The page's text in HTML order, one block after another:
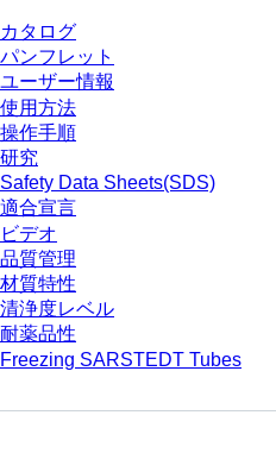
カタログ
パンフレット
ユーザー情報
使用方法
操作手順
研究
Safety Data Sheets(SDS)
適合宣言
ビデオ
品質管理
材質特性
清浄度レベル
耐薬品性
Freezing SARSTEDT Tubes